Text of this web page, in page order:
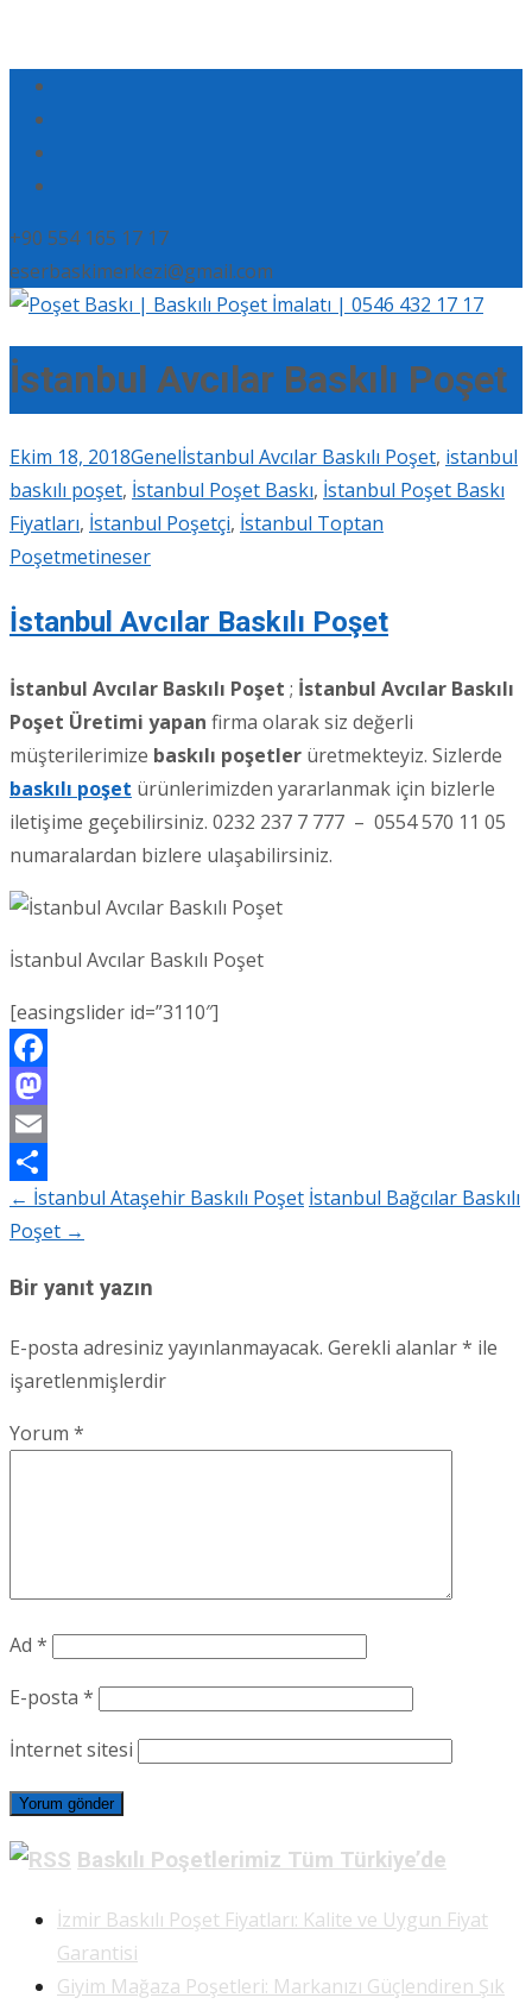
+90 554 165 17 17
eserbaskimerkezi@gmail.com
İstanbul Avcılar Baskılı Poşet
Ekim 18, 2018Genelİstanbul Avcılar Baskılı Poşet, istanbul
baskılı poşet, İstanbul Poşet Baskı, İstanbul Poşet Baskı
Fiyatları, İstanbul Poşetçi, İstanbul Toptan
Poşetmetineser
İstanbul Avcılar Baskılı Poşet
İstanbul Avcılar Baskılı Poşet ; İstanbul Avcılar Baskılı
Poşet Üretimi yapan firma olarak siz değerli
müşterilerimize baskılı poşetler üretmekteyiz. Sizlerde
baskılı poşet ürünlerimizden yararlanmak için bizlerle
iletişime geçebilirsiniz. 0232 237 7 777 – 0554 570 11 05
numaralardan bizlere ulaşabilirsiniz.
İstanbul Avcılar Baskılı Poşet
[easingslider id=”3110″]
Facebook
Mastodon
Email
Share
Post
← İstanbul Ataşehir Baskılı Poşet İstanbul Bağcılar Baskılı
Poşet →
Bir yanıt yazın
E-posta adresiniz yayınlanmayacak. Gerekli alanlar* ile
işaretlenmişlerdir
Yorum *
Ad *
E-posta *
İnternet sitesi
Baskılı Poşetlerimiz Tüm Türkiye’de
İzmir Baskılı Poşet Fiyatları: Kalite ve Uygun Fiyat
Garantisi
Giyim Mağaza Poşetleri: Markanızı Güçlendiren Şık